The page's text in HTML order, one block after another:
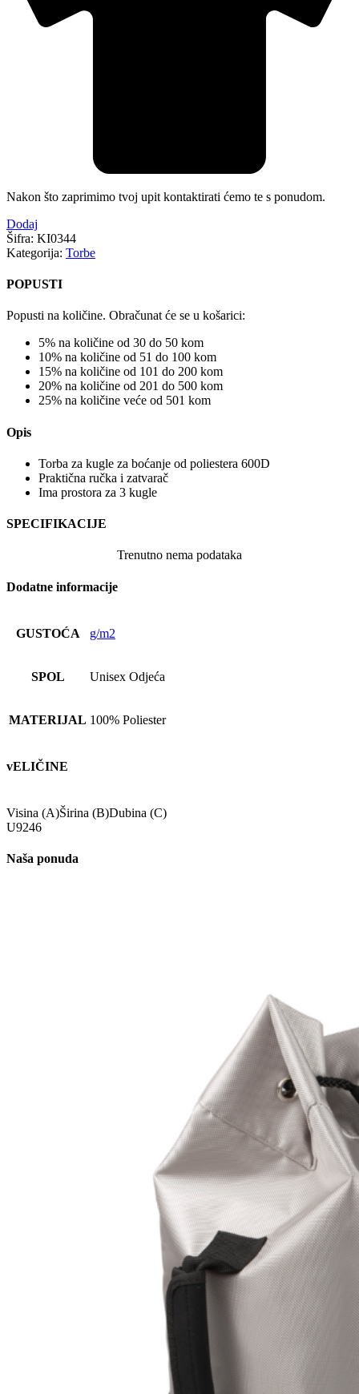
Nakon što zaprimimo tvoj upit kontaktirati ćemo te s ponudom.
Dodaj
Šifra: KI0344
Kategorija: Torbe
POPUSTI
Popusti na količine. Obračunat će se u košarici:
5% na količine od 30 do 50 kom
10% na količine od 51 do 100 kom
15% na količine od 101 do 200 kom
20% na količine od 201 do 500 kom
25% na količine veće od 501 kom
Opis
Torba za kugle za boćanje od poliestera 600D
Praktična ručka i zatvarač
Ima prostora za 3 kugle
SPECIFIKACIJE
Trenutno nema podataka
Dodatne informacije
GUSTOĆA g/m2
SPOL Unisex Odjeća
MATERIJAL 100% Poliester
vELIČINE
Visina (A)Širina (B)Dubina (C)
U9246
Naša ponuda